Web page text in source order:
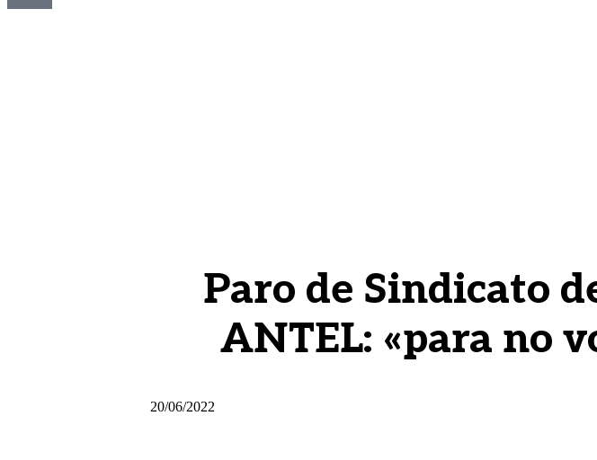
Paro de Sindicato
ANTEL: «para no
20/06/2022